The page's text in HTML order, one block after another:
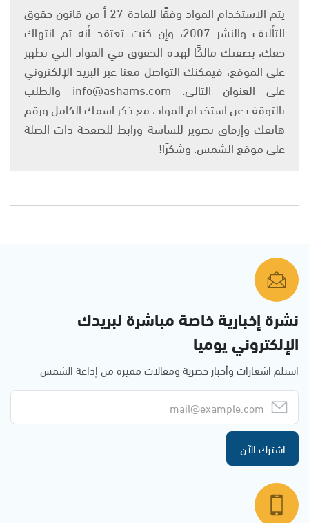
يتم الاستخدام المواد وفقًا للمادة 27 أ من قانون حقوق
التأليف والنشر 2007، وإن كنت تعتقد أنه تم انتهاك
حقك، بصفتك مالكًا لهذه الحقوق في المواد التي تظهر
على الموقع، فيمكنك التواصل معنا عبر البريد الإلكتروني
على العنوان التالي: info@ashams.com والطلب
بالتوقف عن استخدام المواد، مع ذكر اسمك الكامل ورقم
هاتفك وإرفاق تصوير للشاشة ورابط للصفحة ذات الصلة
على موقع الشمس. وشكرًا!
نشرة إخبارية خاصة مباشرة لبريدك
الإلكتروني يوميا
استلم اشعارات وأخبار حصرية ومقالات مميزة من إذاعة الشمس
اشترك الآن